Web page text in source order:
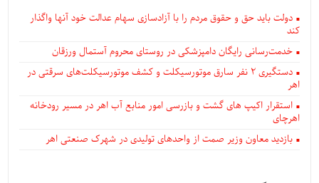
دولت باید حق و حقوق مردم را با آزادسازی سهام عدالت خود آنها واگذار
کند
خدمت‌رسانی رایگان دامپزشکی در روستای محروم آستمال ورزقان
دستگيری ۲ نفر سارق موتورسیکلت و کشف موتورسیکلت‌های سرقتی در
اهر
استقرار اکیپ های گشت و بازرسی امور منابع آب اهر در مسیر رودخانه
اهرچای
بازدید معاون وزیر صمت از واحدهای تولیدی در شهرک صنعتی اهر